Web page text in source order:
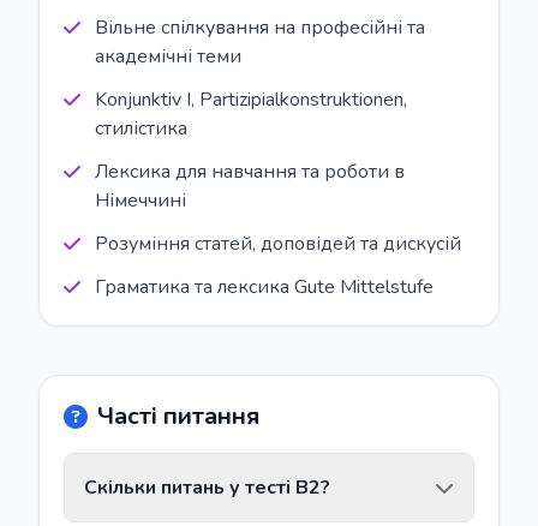
Вільне спілкування на професійні та
академічні теми
Konjunktiv I, Partizipialkonstruktionen,
стилістика
Лексика для навчання та роботи в
Німеччині
Розуміння статей, доповідей та дискусій
Граматика та лексика Gute Mittelstufe
Часті питання
Скільки питань у тесті B2?